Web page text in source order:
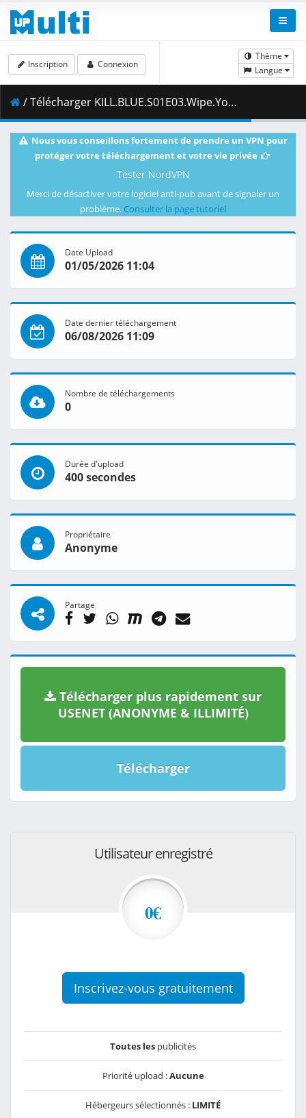
Thème
Langue
Inscription Connexion
/ Télécharger KILL.BLUE.S01E03.Wipe.Your.Own.Butt.1080p.AMZN.WEB-DL.DUAL.DDP2.0.H.264-VARYG.mkv.001 ( 426.92 MB )
Nous vous conseillons fortement de prendre un VPN pour
protéger votre téléchargement et votre vie privée
Tester NordVPN
Merci de désactiver votre logiciel anti-pub avant de signaler un
problème. Consulter la page tutoriel
Date Upload
01/05/2026 11:04
Date dernier téléchargement
06/08/2026 11:09
Nombre de téléchargements
0
Durée d'upload
400 secondes
Propriétaire
Anonyme
Partage
Télécharger plus rapidement sur
USENET (ANONYME & ILLIMITÉ)
Télécharger
Utilisateur enregistré
0€
Inscrivez-vous gratuitement
Toutes les publicités
Priorité upload :Aucune
Hébergeurs sélectionnés : LIMITÉ